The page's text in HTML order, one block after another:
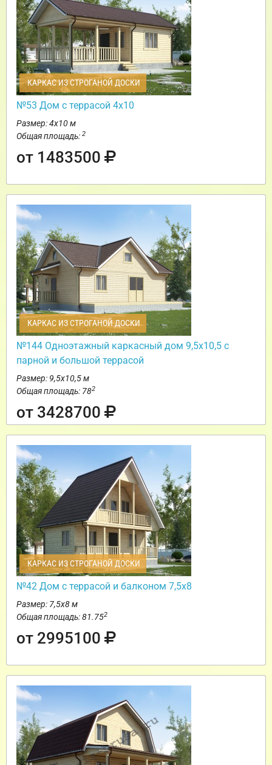
КАРКАС ИЗ СТРОГАНОЙ ДОСКИ
№53 Дом с террасой 4х10
Размер: 4х10 м
Общая площадь: 2
от 1483500
КАРКАС ИЗ СТРОГАНОЙ ДОСКИ
№144 Одноэтажный каркасный дом 9,5х10,5 с
парной и большой террасой
Размер: 9,5х10,5 м
Общая площадь: 782
от 3428700
КАРКАС ИЗ СТРОГАНОЙ ДОСКИ
№42 Дом с террасой и балконом 7,5х8
Размер: 7,5х8 м
Общая площадь: 81.752
от 2995100